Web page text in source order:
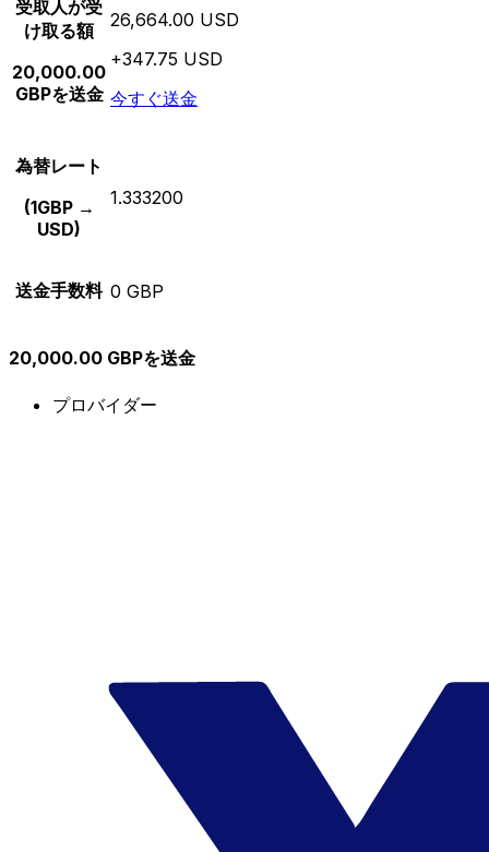
受取人が受
け取る額
20,000.00
GBPを送金
26,664.00 USD
+347.75 USD
今すぐ送金
為替レート
(1GBP →
USD)
1.333200
送金手数料 0 GBP
20,000.00 GBPを送金
プロバイダー